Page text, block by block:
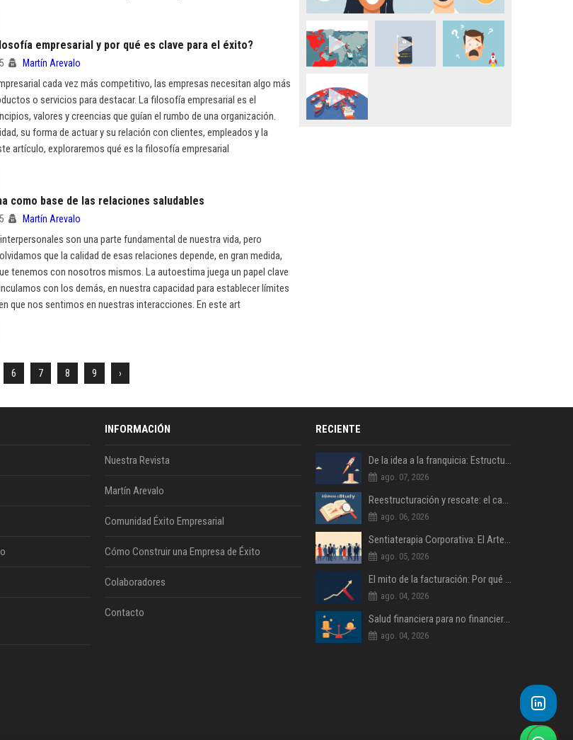
empresarial y por qué es clave para el éxito?
Martín Arevalo
cada vez más competitivo, las empresas necesitan algo más
o servicios para destacar. La filosofía empresarial es el
valores y creencias que guían el rumbo de una organización.
su forma de actuar y su relación con clientes, empleados y la
artículo, exploraremos qué es la filosofía empresarial
como base de las relaciones saludables
Martín Arevalo
son una parte fundamental de nuestra vida, pero
que la calidad de esas relaciones depende, en gran medida,
tenemos con nosotros mismos. La autoestima juega un papel clave
con los demás, en nuestra capacidad para establecer límites
que nos sentimos en nuestras interacciones. En este art
6 7 8 9 ›
INFORMACIÓN
Nuestra Revista
Martín Arevalo
Comunidad Éxito Empresarial
Cómo Construir una Empresa de Éxito
Colaboradores
Contacto
RECIENTE
De la idea a la franquicia: Estructurando un modelo de negocio escalable
ago. 07, 2026
Reestructuración y rescate: el caso de una empresa familiar al borde del cierre
ago. 06, 2026
Sentiaterapia Corporativa: El Arte de Decidir con Inteligencia Emocional
ago. 05, 2026
El mito de la facturación: Por qué la rentabilidad es lo único que importa
ago. 04, 2026
Salud financiera para no financieros: Lo que tu contable no te explica
ago. 04, 2026